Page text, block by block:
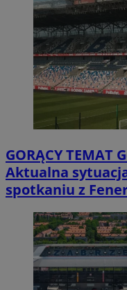
GORĄCY TEMAT
Aktualna
spotkaniu z